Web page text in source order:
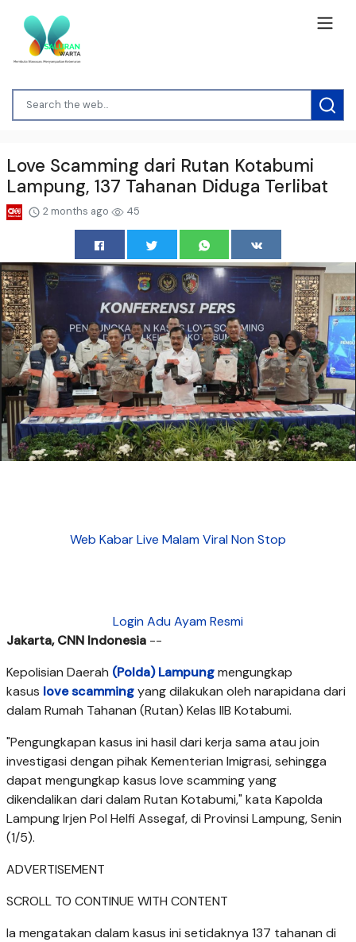
Love Scamming dari Rutan Kotabumi
Lampung, 137 Tahanan Diduga Terlibat
2 months ago 45
Web Kabar Live Malam Viral Non Stop
Login Adu Ayam Resmi
Jakarta, CNN Indonesia --
Kepolisian Daerah (Polda) Lampungmengungkap
kasus love scammingyang dilakukan oleh narapidana dari
dalam Rumah Tahanan (Rutan) Kelas IIB Kotabumi.
"Pengungkapan kasus ini hasil dari kerja sama atau join
investigasi dengan pihak Kementerian Imigrasi, sehingga
dapat mengungkap kasus love scamming yang
dikendalikan dari dalam Rutan Kotabumi," kata Kapolda
Lampung Irjen Pol Helfi Assegaf, di Provinsi Lampung, Senin
(1/5).
ADVERTISEMENT
SCROLL TO CONTINUE WITH CONTENT
Ia mengatakan dalam kasus ini setidaknya 137 tahanan di